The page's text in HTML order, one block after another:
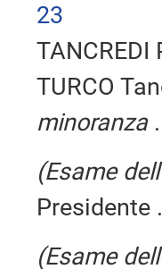
23
TANCREDI
TURCO
minoranza
(Esame
Presidente
(Esame